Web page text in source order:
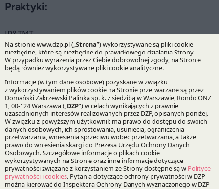
Praktyki:
IP&TMT
Specjalizacje:
Technologie, media, telekomunikacja
Bądź na bieżąco z DZP
Zapisz